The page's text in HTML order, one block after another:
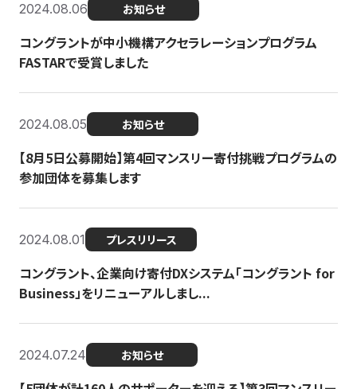
2024.08.06 お知らせ
コングラントが中小機構アクセラレーションプログラム
FASTARで受賞しました
2024.08.05 お知らせ
【8月5日公募開始】第4回マンスリー寄付挑戦プログラムの
参加団体を募集します
2024.08.01 プレスリリース
コングラント、企業向け寄付DXシステム「コングラント for
Business」をリニューアルしまし...
2024.07.24 お知らせ